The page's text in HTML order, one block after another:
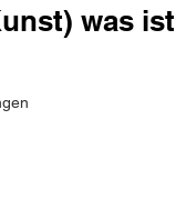
was ist